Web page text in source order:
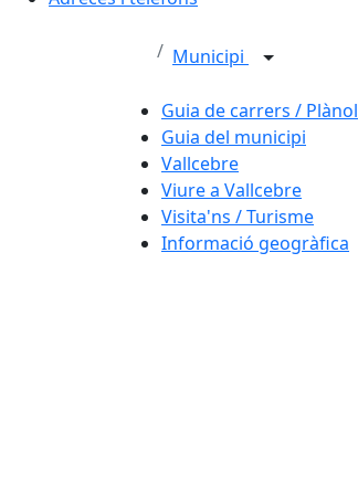
Municipi
Guia de carrers / Plànol
Guia del municipi
Vallcebre
Viure a Vallcebre
Visita'ns / Turisme
Informació geogràfica